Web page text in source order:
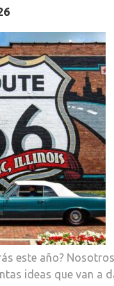
este año?
ideas que van a